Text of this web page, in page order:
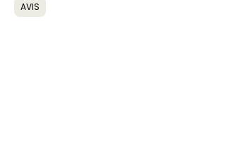
AVIS